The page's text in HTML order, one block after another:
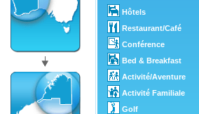
Hôtels
Restaurant/Café
Conférence
Bed & Breakfast
Activité/Aventure
Activité Familiale
Golf